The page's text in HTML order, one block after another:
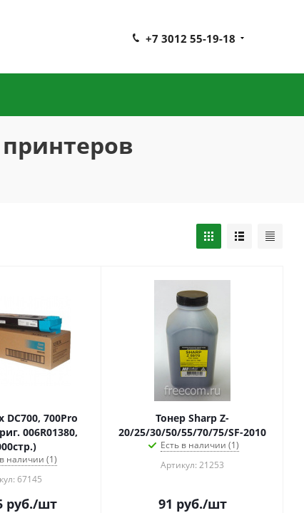
+7 3012 55-19-18
DC700, 700Pro
006R01380,
наличии (1)
67145
руб./шт
Тонер Sharp Z-
20/25/30/50/55/70/75/SF-2010
Есть в наличии (1)
Артикул: 21253
91 руб./шт